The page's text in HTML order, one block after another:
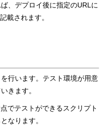
、デプロイ後に指定のURLに
載されます。
行います。テスト環境が用意
きます。
でテストができるスクリプト
なります。